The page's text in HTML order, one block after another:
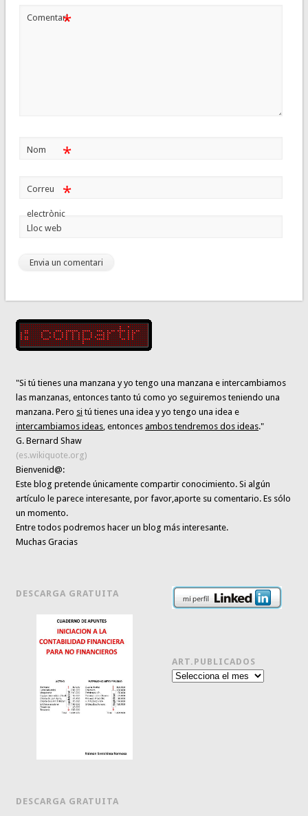
Comentari*
Nom *
Correu
electrònic
*
Lloc web
"Si tú tienes una manzana y yo tengo una manzana e intercambiamos
las manzanas, entonces tanto tú como yo seguiremos teniendo una
manzana. Pero si tú tienes una idea y yo tengo una idea e
intercambiamos ideas , entoncesambos tendremos dos ideas."
G. Bernard Shaw
(es.wikiquote.org)
Bienvenid@:
Este blog pretende únicamentecompartir conocimiento. Si algún
artículo le parece interesante,por favor,aporte su comentario. Es sólo
un momento.
Entre todos podremos hacer un blog más interesante.
Muchas Gracias
DESCARGA GRATUITA
DESCARGA GRATUITA
ART.PUBLICADOS
Art.publicados